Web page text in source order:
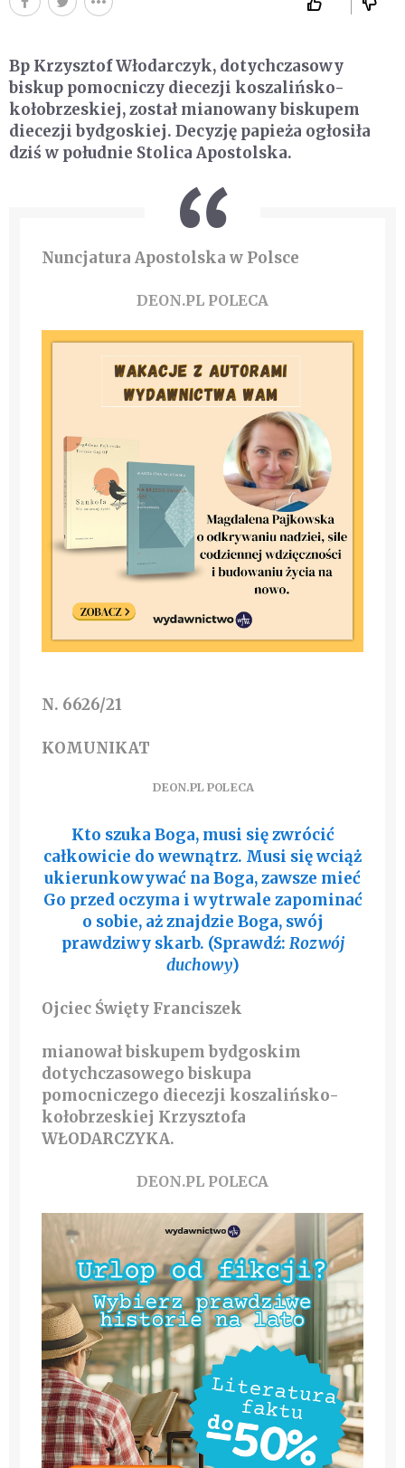
Bp Krzysztof Włodarczyk, dotychczasowy
biskup pomocniczy diecezji koszalińsko-
kołobrzeskiej, został mianowany biskupem
diecezji bydgoskiej. Decyzję papieża ogłosiła
dziś w południe Stolica Apostolska.
Nuncjatura Apostolska w Polsce
DEON.PL POLECA
N. 6626/21
KOMUNIKAT
DEON.PL POLECA
Kto szuka Boga, musi się zwrócić
całkowicie do wewnątrz. Musi się wciąż
ukierunkowywać na Boga, zawsze mieć
Go przed oczyma i wytrwale zapominać
o sobie, aż znajdzie Boga, swój
prawdziwy skarb. (Sprawdź: Rozwój
duchowy)
Ojciec Święty Franciszek
mianował biskupem bydgoskim
dotychczasowego biskupa
pomocniczego diecezji koszalińsko-
kołobrzeskiej Krzysztofa
WŁODARCZYKA.
DEON.PL POLECA